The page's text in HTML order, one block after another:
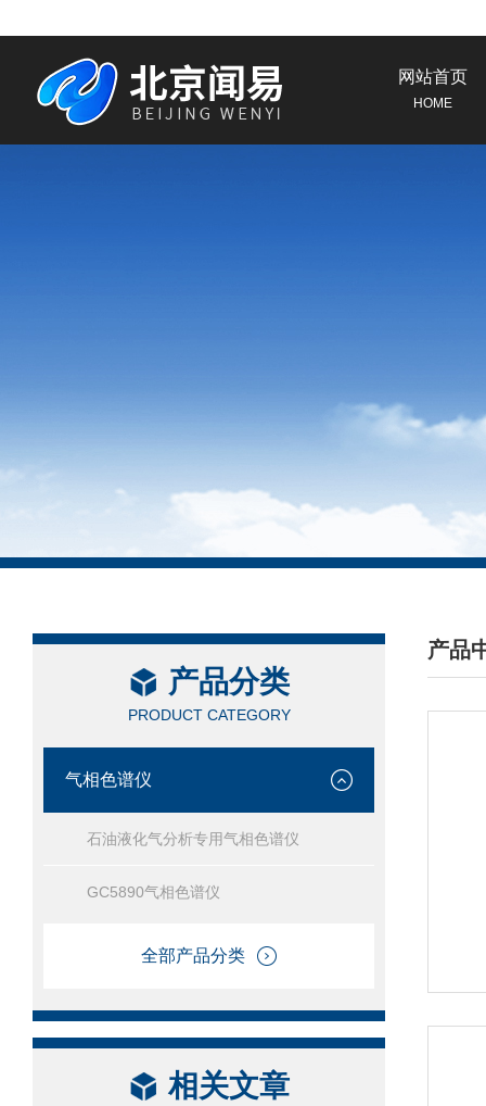
网站首页
HOME
产品分类
PRODUCT CATEGORY
气相色谱仪
石油液化气分析专用气相色谱仪
GC5890气相色谱仪
全部产品分类
相关文章
产品
/